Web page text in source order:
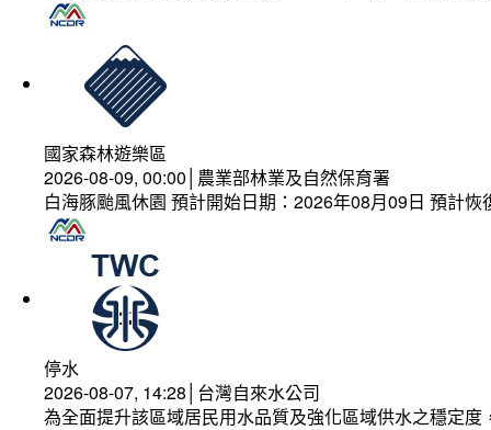
國家森林遊樂區
2026-08-09, 00:00│農業部林業及自然保育署
白海豚颱風休園 預計開始日期：2026年08月09日 預計
停水
2026-08-07, 14:28│台灣自來水公司
為全面提升該區域居民用水品質及強化區域供水之穩定